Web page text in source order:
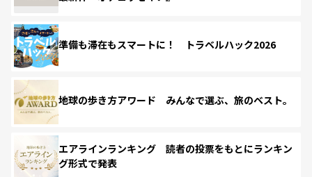
準備も滞在もスマートに！ トラベルハック2026
地球の歩き方アワード みんなで選ぶ、旅のベスト。
エアラインランキング 読者の投票をもとにランキン
グ形式で発表